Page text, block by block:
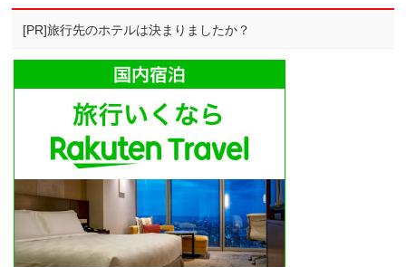
[PR]旅行先のホテルは決まりましたか？